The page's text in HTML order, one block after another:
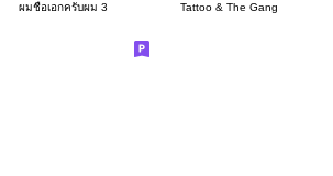
ผมชื่อเอกครับผม 3 Tattoo & The Gang